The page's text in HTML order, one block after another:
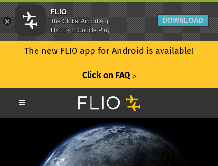
The new FLIO app for Android is available!
Click on FAQ ᐳ
FLIO
The Global Airport App
FREE - In Google Play
DOWNLOAD